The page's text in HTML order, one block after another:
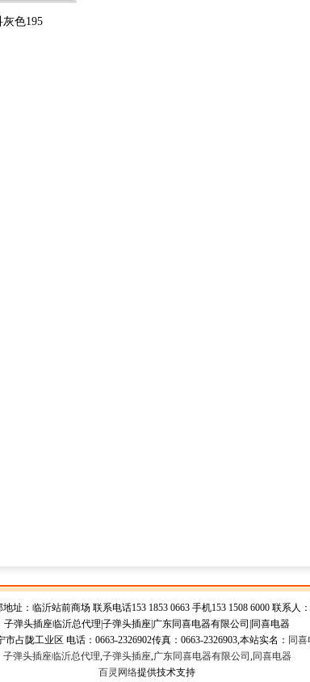
灰色195
址：临沂站前商场 联系电话153 1853 0663 手机153 1508 6000 联系人
子弹头插座临沂总代理|子弹头插座|广东同喜电器有限公司|同喜电器
占陇工业区 电话：0663-2326902传真：0663-2326903,本站实名： 同
子弹头插座临沂总代理,子弹头插座,广东同喜电器有限公司 ,同喜电器
百灵网络提供技术支持